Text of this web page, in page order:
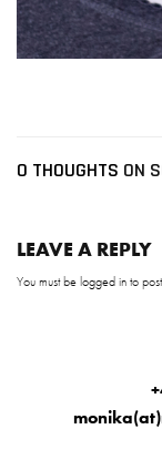
0 THOUGHTS ON
LEAVE A REPLY
You must belogged into